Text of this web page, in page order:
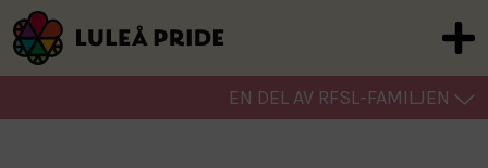
EN DEL AV RFSL-FAMILJEN